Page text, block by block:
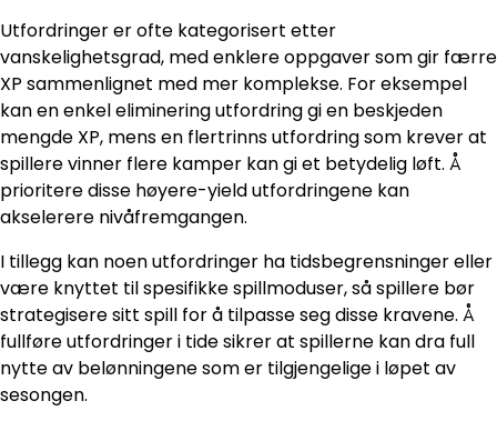
Utfordringer er ofte kategorisert etter
vanskelighetsgrad, med enklere oppgaver som gir færre
XP sammenlignet med mer komplekse. For eksempel
kan en enkel eliminering utfordring gi en beskjeden
mengde XP, mens en flertrinns utfordring som krever at
spillere vinner flere kamper kan gi et betydelig løft. Å
prioritere disse høyere-yield utfordringene kan
akselerere nivåfremgangen.
I tillegg kan noen utfordringer ha tidsbegrensninger eller
være knyttet til spesifikke spillmoduser, så spillere bør
strategisere sitt spill for å tilpasse seg disse kravene. Å
fullføre utfordringer i tide sikrer at spillerne kan dra full
nytte av belønningene som er tilgjengelige i løpet av
sesongen.